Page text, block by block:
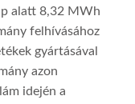
alatt 8,32 MWh
felhívásához
gyártásával
azon
idején a